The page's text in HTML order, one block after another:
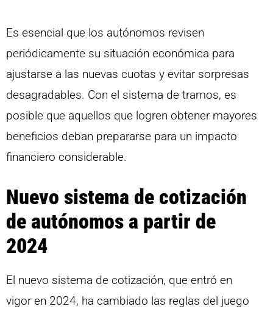
Es esencial que los autónomos revisen
periódicamente su situación económica para
ajustarse a las nuevas cuotas y evitar sorpresas
desagradables. Con el sistema de tramos, es
posible que aquellos que logren obtener mayores
beneficios deban prepararse para un impacto
financiero considerable.
Nuevo sistema de cotización
de autónomos a partir de
2024
El nuevo sistema de cotización, que entró en
vigor en 2024, ha cambiado las reglas del juego